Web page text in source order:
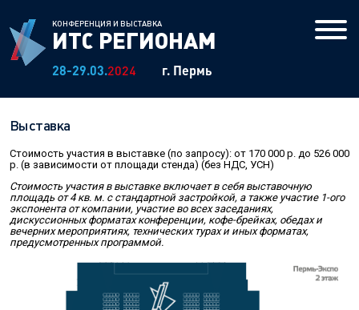
КОНФЕРЕНЦИЯ И ВЫСТАВКА
ИТС РЕГИОНАМ
28-29.03.2024 г. Пермь
Программа
Презентации
Фотогалерея
Выставка
Партнеры
Выставка
Стоимость участия в выставке (по запросу): от 170 000 р. до 526 000
р. (в зависимости от площади стенда) (без НДС, УСН)
Стоимость участия в выставке включает в себя выставочную
площадь от 4 кв. м. с стандартной застройкой, а также участие 1-ого
экспонента от компании, участие во всех заседаниях,
дискуссионных форматах конференции, кофе-брейках, обедах и
вечерних мероприятиях, технических турах и иных форматах,
предусмотренных программой.